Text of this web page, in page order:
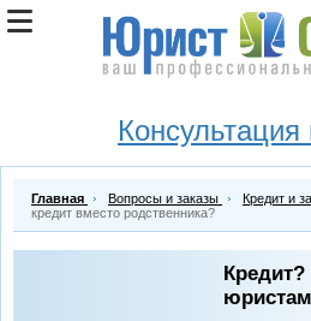
Главная Вопросы и заказы Кредит и
кредит вместо родственника?